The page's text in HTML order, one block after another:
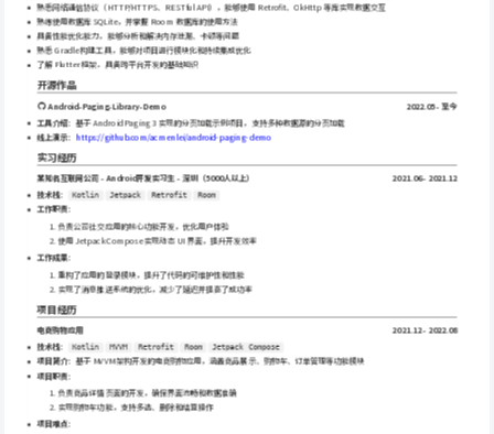
熟悉网络通信协议（HTTP/HTTPS、RESTful API），能够使用 Retrofit、OkHttp 等库实现数据交互
熟练使用数据库 SQLite，并掌握 Room 数据库的使用方法
具备性能优化能力，能够分析和解决内存泄漏、卡顿等问题
熟悉 Gradle 构建工具，能够对项目进行模块化和持续集成优化
了解 Flutter 框架，具备跨平台开发的基础知识
开源作品
Android-Paging-Library-Demo 2022.05 - 至今
工具介绍：基于 Android Paging 3 实现的分页加载示例项目，支持多种数据源的分页加载
线上演示： https://github.com/acmenlei/android-paging-demo
实习经历
某知名互联网公司 - Android开发实习生 - 深圳（5000人以上）
2021.06 - 2021.12
技术栈： Kotlin Jetpack Retrofit Room
工作职责：
负责公司社交应用的核心功能开发，优化用户体验
使用 Jetpack Compose 实现动态 UI 界面，提升开发效率
工作成果：
重构了应用的登录模块，提升了代码的可维护性和性能
实现了消息推送系统的优化，减少了延迟并提高了成功率
项目经历
电商购物应用
2021.12 - 2022.08
技术栈： Kotlin MVVM Retrofit Room Jetpack Compose
项目简介：基于 MVVM 架构开发的电商购物应用，涵盖商品展示、购物车、订单管理等功能模块
项目职责：
负责商品详情页面的开发，确保界面流畅和数据准确
实现购物车功能，支持多选、删除和结算操作
项目难点：